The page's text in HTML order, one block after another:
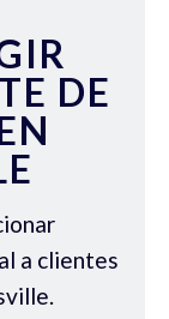
DE
a clientes